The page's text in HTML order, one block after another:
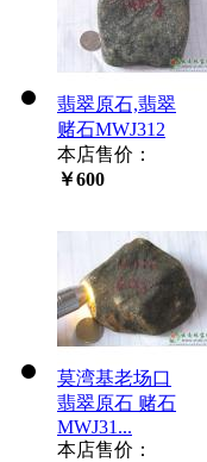
翡翠原石,翡翠
赌石MWJ312
本店售价：
￥600
莫湾基老场口
翡翠原石 赌石
MWJ31...
本店售价：